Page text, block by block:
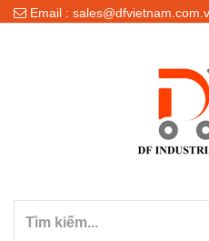
Email :